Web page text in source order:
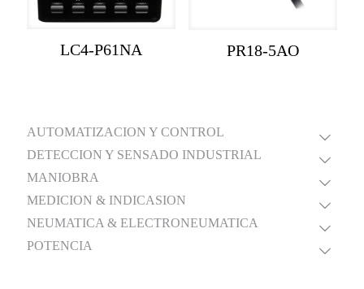
LC4-P61NA PR18-5AO
AUTOMATIZACION Y CONTROL
DETECCION Y SENSADO INDUSTRIAL
MANIOBRA
MEDICION & INDICASION
NEUMATICA & ELECTRONEUMATICA
POTENCIA